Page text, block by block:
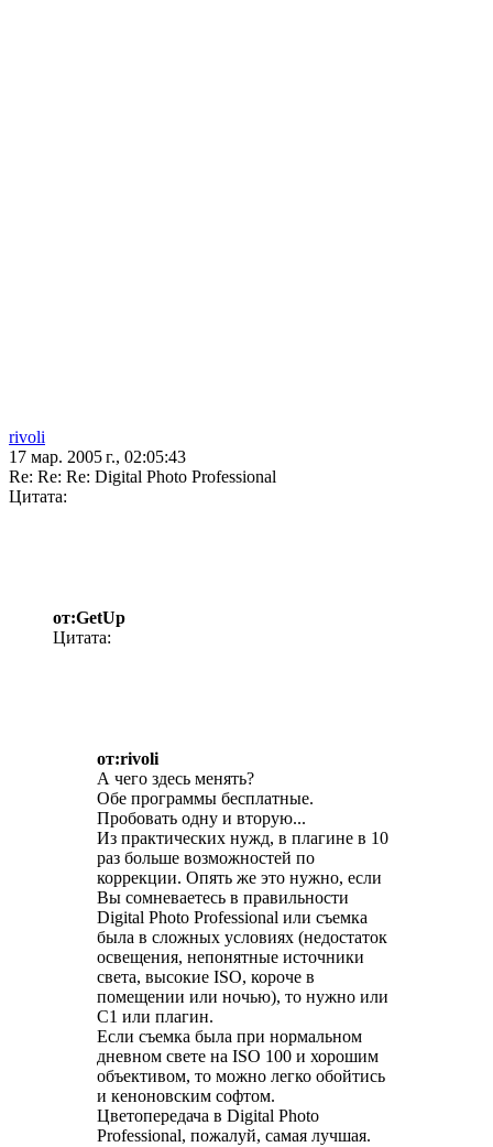
rivoli
17 мар. 2005 г., 02:05:43
Re: Re: Re: Digital Photo Professional
Цитата:
от:GetUp
Цитата:
от:rivoli
А чего здесь менять?
Обе программы бесплатные.
Пробовать одну и вторую...
Из практических нужд, в плагине в 10
раз больше возможностей по
коррекции. Опять же это нужно, если
Вы сомневаетесь в правильности
Digital Photo Professional или съемка
была в сложных условиях (недостаток
освещения, непонятные источники
света, высокие ISO, короче в
помещении или ночью), то нужно или
С1 или плагин.
Если съемка была при нормальном
дневном свете на ISO 100 и хорошим
объективом, то можно легко обойтись
и кеноновским софтом.
Цветопередача в Digital Photo
Professional, пожалуй, самая лучшая.